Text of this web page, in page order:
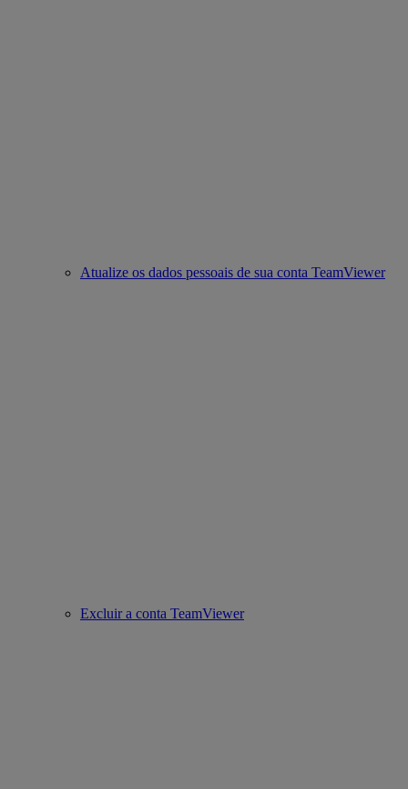
Atualize os dados pessoais de sua conta TeamViewer
Excluir a conta TeamViewer